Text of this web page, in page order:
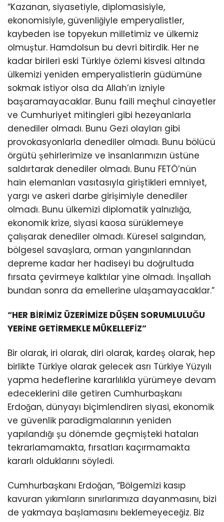
“Kazanan, siyasetiyle, diplomasisiyle,
ekonomisiyle, güvenliğiyle emperyalistler,
kaybeden ise topyekun milletimiz ve ülkemiz
olmuştur. Hamdolsun bu devri bitirdik. Her ne
kadar birileri eski Türkiye özlemi kisvesi altında
ülkemizi yeniden emperyalistlerin güdümüne
sokmak istiyor olsa da Allah’ın izniyle
başaramayacaklar. Bunu faili meçhul cinayetler
ve Cumhuriyet mitingleri gibi hezeyanlarla
denediler olmadı. Bunu Gezi olayları gibi
provokasyonlarla denediler olmadı. Bunu bölücü
örgütü şehirlerimize ve insanlarımızın üstüne
saldırtarak denediler olmadı. Bunu FETÖ’nün
hain elemanları vasıtasıyla giriştikleri emniyet,
yargı ve askeri darbe girişimiyle denediler
olmadı. Bunu ülkemizi diplomatik yalnızlığa,
ekonomik krize, siyasi kaosa sürüklemeye
çalışarak denediler olmadı. Küresel salgından,
bölgesel savaşlara, orman yangınlarından
depreme kadar her hadiseyi bu doğrultuda
fırsata çevirmeye kalktılar yine olmadı. İnşallah
bundan sonra da emellerine ulaşamayacaklar.”
“HER BİRİMİZ ÜZERİMİZE DÜŞEN SORUMLULUĞU
YERİNE GETİRMEKLE MÜKELLEFİZ”
Bir olarak, iri olarak, diri olarak, kardeş olarak, hep
birlikte Türkiye olarak gelecek asrı Türkiye Yüzyılı
yapma hedeflerine kararlılıkla yürümeye devam
edeceklerini dile getiren Cumhurbaşkanı
Erdoğan, dünyayı biçimlendiren siyasi, ekonomik
ve güvenlik paradigmalarının yeniden
yapılandığı şu dönemde geçmişteki hataları
tekrarlamamakta, fırsatları kaçırmamakta
kararlı olduklarını söyledi.
Cumhurbaşkanı Erdoğan, “Bölgemizi kasıp
kavuran yıkımların sınırlarımıza dayanmasını, bizi
de yakmaya başlamasını beklemeyeceğiz. Biz